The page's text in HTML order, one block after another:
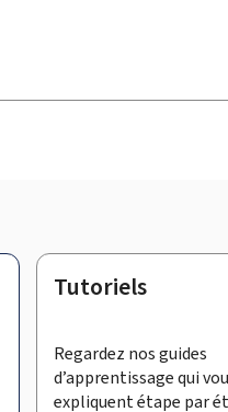
Tutoriels
Regardez nos guides
d’apprentissage qui
expliquent étape par